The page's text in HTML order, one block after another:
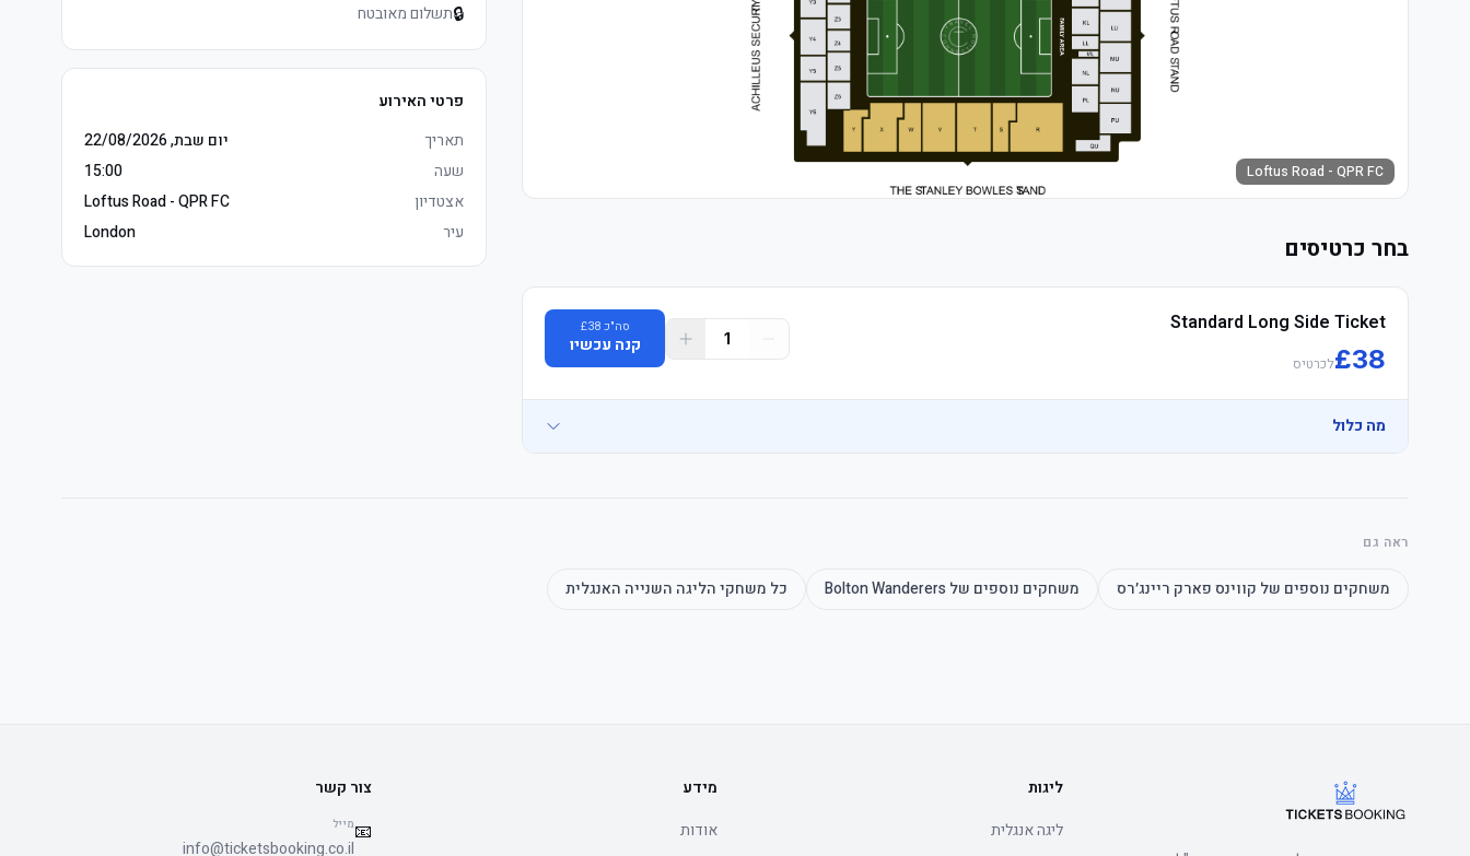
Loftus Road - QPR FC
בחר כרטיסים
Standard Long Side Ticket
£38 לכרטיס
1
סה"כ £38
קנה עכשיו
מה כלול
🔒תשלום מאובטח
פרטי האירוע
תאריך
יום שבת, 22/08/2026
שעה
15:00
אצטדיון
Loftus Road - QPR FC
עיר
London
ראה גם
משחקים נוספים של קווינס פארק ריינג׳רס משחקים נוספים של Bolton Wanderers כל משחקיהליגה השנייה האנגלית
ליגות
ליגה אנגלית
מידע
אודות
צור קשר
📧מייל
info@ticketsbooking.co.il